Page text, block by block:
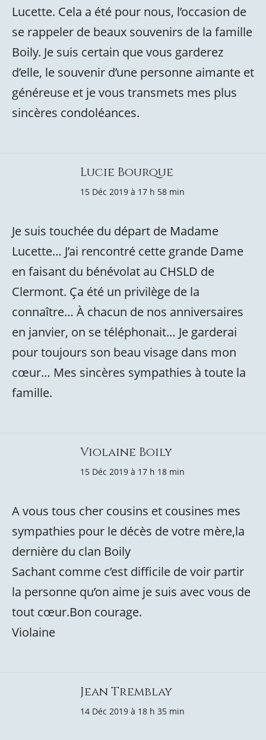
Lucette. Cela a été pour nous, l’occasion de
se rappeler de beaux souvenirs de la famille
Boily. Je suis certain que vous garderez
d’elle, le souvenir d’une personne aimante et
généreuse et je vous transmets mes plus
sincères condoléances.
Lucie Bourque
15 Déc 2019 à 17 h 58 min
Je suis touchée du départ de Madame
Lucette… J’ai rencontré cette grande Dame
en faisant du bénévolat au CHSLD de
Clermont. Ça été un privilège de la
connaître… À chacun de nos anniversaires
en janvier, on se téléphonait… Je garderai
pour toujours son beau visage dans mon
cœur… Mes sincères sympathies à toute la
famille.
Violaine Boily
15 Déc 2019 à 17 h 18 min
A vous tous cher cousins et cousines mes
sympathies pour le décès de votre mère,la
dernière du clan Boily
Sachant comme c’est difficile de voir partir
la personne qu’on aime je suis avec vous de
tout cœur.Bon courage.
Violaine
Jean Tremblay
14 Déc 2019 à 18 h 35 min